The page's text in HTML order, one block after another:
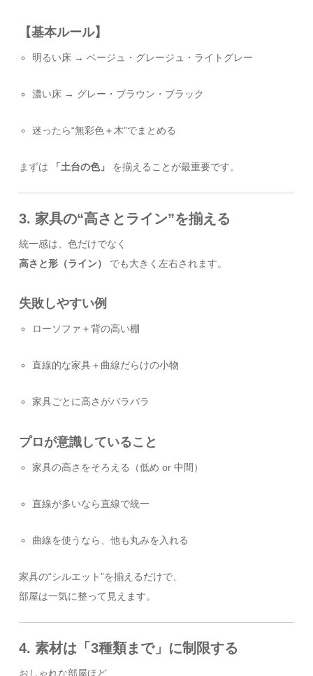
【基本ルール】
明るい床 → ベージュ・グレージュ・ライトグレー
濃い床 → グレー・ブラウン・ブラック
迷ったら“無彩色＋木”でまとめる
まずは 「土台の色」 を揃えることが最重要です。
3. 家具の“高さとライン”を揃える
統一感は、色だけでなく
高さと形（ライン）
でも大きく左右されます。
失敗しやすい例
ローソファ＋背の高い棚
直線的な家具＋曲線だらけの小物
家具ごとに高さがバラバラ
プロが意識していること
家具の高さをそろえる（低め or 中間）
直線が多いなら直線で統一
曲線を使うなら、他も丸みを入れる
家具の“シルエット”を揃えるだけで、
部屋は一気に整って見えます。
4. 素材は「3種類まで」に制限する
おしゃれな部屋ほど、